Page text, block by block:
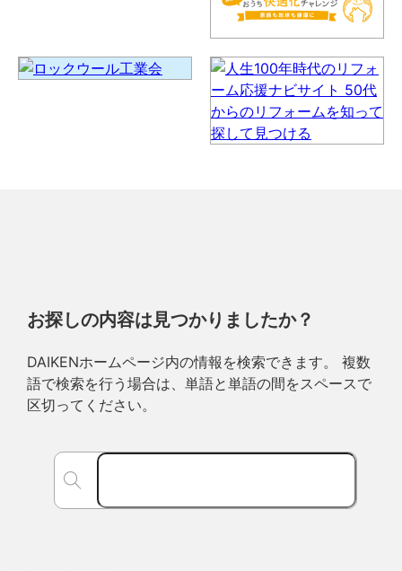
お探しの内容は見つかりましたか？
DAIKENホームページ内の情報を検索できます。 複数
語で検索を行う場合は、単語と単語の間をスペースで
区切ってください。